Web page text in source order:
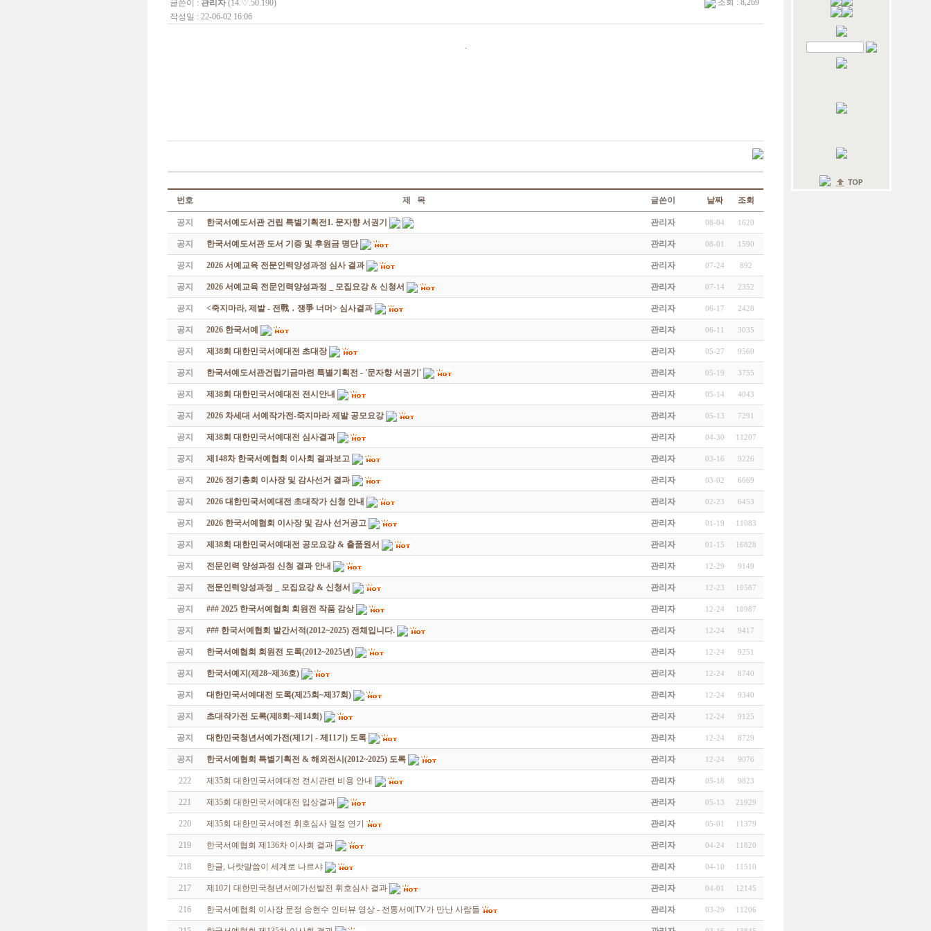
글쓴이 : 관리자 (14.♡.50.190)
작성일 : 22-06-02 16:06
조회 : 8,269
.
번호 제 목 글쓴이 날짜 조회
공지 한국서예도서관 건립 특별기획전1. 문자향 서권기 관리자 08-04 1620
공지 한국서예도서관 도서 기증 및 후원금 명단 관리자 08-01 1590
공지 2026 서예교육 전문인력양성과정 심사 결과 관리자 07-24 892
공지 2026 서예교육 전문인력양성과정 _ 모집요강 & 신청서 관리자 07-14 2352
공지 <죽지마라, 제발 - 전戰 ․ 쟁爭 너머> 심사결과 관리자 06-17 2428
공지 2026 한국서예 관리자 06-11 3035
공지 제38회 대한민국서예대전 초대장 관리자 05-27 9560
공지 한국서예도서관건립기금마련 특별기획전 - '문자향 서권기' 관리자 05-19 3755
공지 제38회 대한민국서예대전 전시안내 관리자 05-14 4043
공지 2026 차세대 서예작가전-죽지마라 제발 공모요강 관리자 05-13 7291
공지 제38회 대한민국서예대전 심사결과 관리자 04-30 11207
공지 제148차 한국서예협회 이사회 결과보고 관리자 03-16 9226
공지 2026 정기총회 이사장 및 감사선거 결과 관리자 03-02 6669
공지 2026 대한민국서예대전 초대작가 신청 안내 관리자 02-23 6453
공지 2026 한국서예협회 이사장 및 감사 선거공고 관리자 01-19 11083
공지 제38회 대한민국서예대전 공모요강 & 출품원서 관리자 01-15 16828
공지 전문인력 양성과정 신청 결과 안내 관리자 12-29 9149
공지 전문인력양성과정 _ 모집요강 & 신청서 관리자 12-23 10587
공지 ### 2025 한국서예협회 회원전 작품 감상 관리자 12-24 10987
공지 ### 한국서예협회 발간서적(2012~2025) 전체입니다. 관리자 12-24 9417
공지 한국서예협회 회원전 도록(2012~2025년) 관리자 12-24 9251
공지 한국서예지(제28~제36호) 관리자 12-24 8740
공지 대한민국서예대전 도록(제25회~제37회) 관리자 12-24 9340
공지 초대작가전 도록(제8회~제14회) 관리자 12-24 9125
공지 대한민국청년서예가전(제1기 - 제11기) 도록 관리자 12-24 8729
공지 한국서예협회 특별기획전 & 해외전시(2012~2025) 도록 관리자 12-24 9076
222 제35회 대한민국서예대전 전시관련 비용 안내 관리자 05-18 9823
221 제35회 대한민국서예대전 입상결과 관리자 05-13 21929
220 제35회 대한민국서예전 휘호심사 일정 연기 관리자 05-01 11379
219 한국서예협회 제136차 이사회 결과 관리자 04-24 11820
218 한글, 나랏말씀이 세계로 나르샤 관리자 04-10 11510
217 제10기 대한민국청년서예가선발전 휘호심사 결과 관리자 04-01 12145
216 한국서예협회 이사장 문정 송현수 인터뷰 영상 - 전통서예TV가 만난 사람들 관리자 03-29 11206